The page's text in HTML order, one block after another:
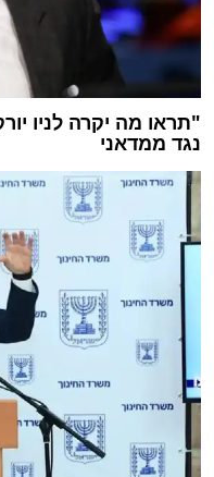
"תראו מה יקרה לניו
נגד ממדאני